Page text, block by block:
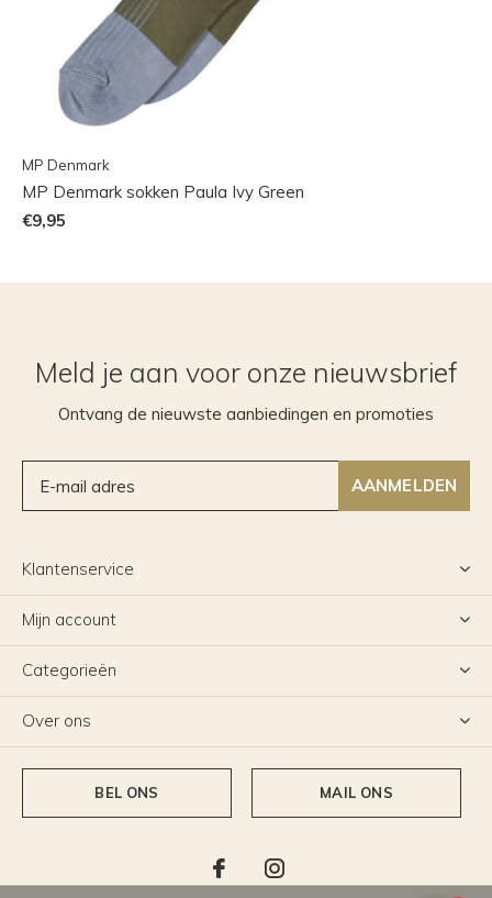
MP Denmark
MP Denmark sokken Paula Ivy Green
€9,95
Meld je aan voor onze nieuwsbrief
Ontvang de nieuwste aanbiedingen en promoties
AANMELDEN
Klantenservice
Mijn account
Categorieën
Over ons
BEL ONS MAIL ONS